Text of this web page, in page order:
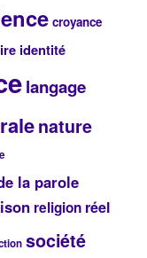
croyance
identité
langage
nature
la parole
religion réel
société